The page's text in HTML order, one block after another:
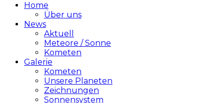
Home
Über uns
News
Aktuell
Meteore / Sonne
Kometen
Galerie
Kometen
Unsere Planeten
Zeichnungen
Sonnensystem